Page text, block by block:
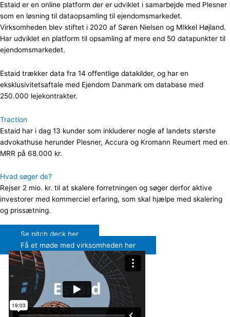
Estaid er en online platform der er udviklet i samarbejde med Plesner
som en løsning til dataopsamling til ejendomsmarkedet.
Virksomheden blev stiftet i 2020 af Søren Nielsen og MIkkel Højland.
Har udviklet en platform til opsamling af mere end 50 datapunkter til
ejendomsmarkedet.
Estaid trækker data fra 14 offentlige datakilder, og har en
eksklusivitetsaftale med Ejendom Danmark om database med
250.000 lejekontrakter.
Traction
Estaid har i dag 13 kunder som inkluderer nogle af landets største
advokathuse herunder Plesner, Accura og Kromann Reumert med en
MRR på 68.000 kr.
Hvad søger de?
Rejser 2 mio. kr. til at skalere forretningen og søger derfor aktive
investorer med kommerciel erfaring, som skal hjælpe med skalering
og prissætning.
Se pitch deck her
Få et møde med virksomheden her